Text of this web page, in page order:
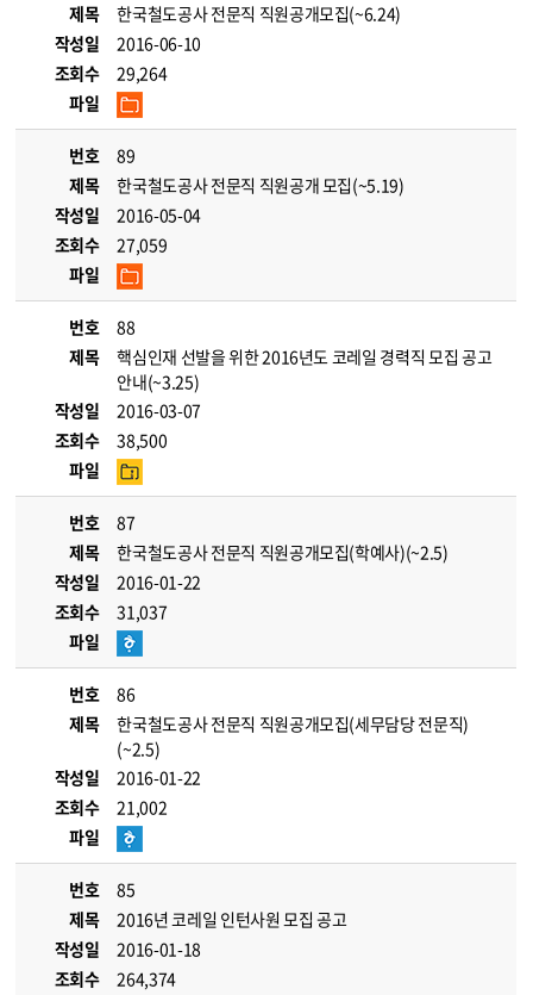
제목
한국철도공사 전문직 직원공개모집(~6.24)
작성일
2016-06-10
조회수
29,264
파일
번호
89
제목
한국철도공사 전문직 직원공개 모집(~5.19)
작성일
2016-05-04
조회수
27,059
파일
번호
88
제목
핵심인재 선발을 위한 2016년도 코레일 경력직 모집 공고
안내(~3.25)
작성일
2016-03-07
조회수
38,500
파일
번호
87
제목
한국철도공사 전문직 직원공개모집(학예사)(~2.5)
작성일
2016-01-22
조회수
31,037
파일
번호
86
제목
한국철도공사 전문직 직원공개모집(세무담당 전문직)
(~2.5)
작성일
2016-01-22
조회수
21,002
파일
번호
85
제목
2016년 코레일 인턴사원 모집 공고
작성일
2016-01-18
조회수
264,374